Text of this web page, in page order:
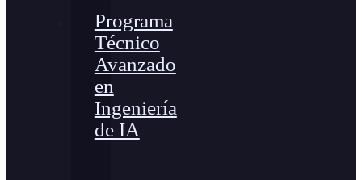
Programa
Técnico
Avanzado
en
Ingeniería
de IA